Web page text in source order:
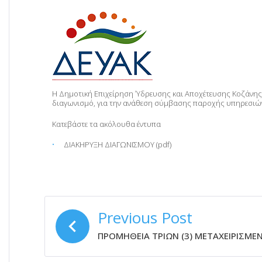
Η Δημοτική Επιχείρηση Ύδρευσης και Αποχέτευσης
διαγωνισμό, για την ανάθεση σύμβασης παροχής
Κατεβάστε τα ακόλουθα έντυπα
ΔΙΑΚΗΡΥΞΗ ΔΙΑΓΩΝΙΣΜΟΥ (pdf)
ΠΛΟΉΓΗΣΗ
ΆΡΘΡΩΝPrevious Post
ΠΡΟΜΗΘΕΙΑ ΤΡΙΩΝ (3)